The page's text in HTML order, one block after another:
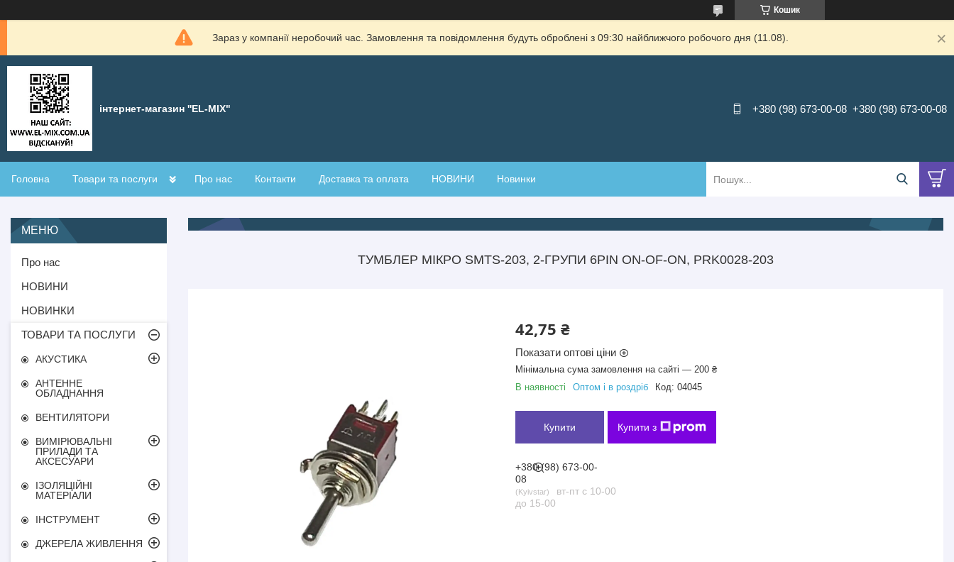
Кошик
Зараз у компанії неробочий час. Замовлення та повідомлення будуть оброблені з 09:30 найближчого робочого дня (11.08).
інтернет-магазин ''EL-MIX" +380 (98) 673-00-08 +380 (98) 673-00-08
Головна Товари та послуги Про нас Контакти Доставка та оплата НОВИНИ Новинки
ТУМБЛЕР МІКРО SMTS-203, 2-ГРУПИ 6РIN ON-OF-ON, PRK0028-203
42,75 ₴
Показати оптові ціни
Мінімальна сума замовлення на сайті — 200 ₴
В наявності
Оптом і в роздріб Код: 04045
Купити Купити з
+380 (98) 673-00-
08
Kyivstar
вт-пт с 10-00
до 15-00
Про нас
НОВИНИ
НОВИНКИ
ТОВАРИ ТА ПОСЛУГИ
АКУСТИКА
АНТЕННЕ
ОБЛАДНАННЯ
ВЕНТИЛЯТОРИ
ВИМІРЮВАЛЬНІ
ПРИЛАДИ ТА
АКСЕСУАРИ
ІЗОЛЯЦІЙНІ
МАТЕРІАЛИ
ІНСТРУМЕНТ
ДЖЕРЕЛА ЖИВЛЕННЯ